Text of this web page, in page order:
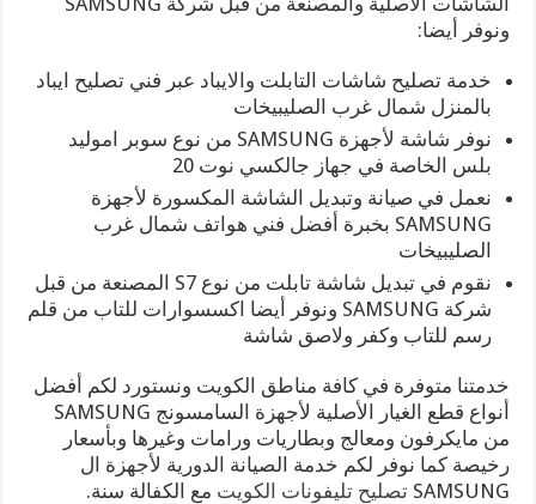
ونوفر أيضا:
خدمة تصليح شاشات التابلت والايباد عبر فني تصليح ايباد
بالمنزل شمال غرب الصليبيخات
نوفر شاشة لأجهزة SAMSUNG من نوع سوبر اموليد
بلس الخاصة في جهاز جالكسي نوت 20
نعمل في صيانة وتبديل الشاشة المكسورة لأجهزة
SAMSUNG بخبرة أفضل فني هواتف شمال غرب
الصليبيخات
نقوم في تبديل شاشة تابلت من نوع S7 المصنعة من قبل
شركة SAMSUNG ونوفر أيضا اكسسوارات للتاب من قلم
رسم للتاب وكفر ولاصق شاشة
خدمتنا متوفرة في كافة مناطق الكويت ونستورد لكم أفضل
أنواع قطع الغيار الأصلية لأجهزة السامسونج SAMSUNG
من مايكرفون ومعالج وبطاريات ورامات وغيرها وبأسعار
رخيصة كما نوفر لكم خدمة الصيانة الدورية لأجهزة ال
SAMSUNG تصليح تليفونات الكويت مع الكفالة سنة.